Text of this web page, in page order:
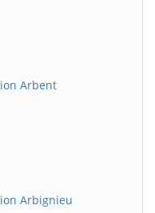
Arbent
Arbignieu